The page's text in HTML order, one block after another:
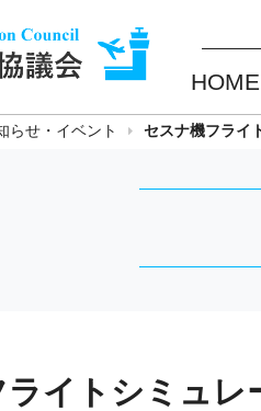
HOME
らせ・イベント セスナ機フライ
イトシミュレ